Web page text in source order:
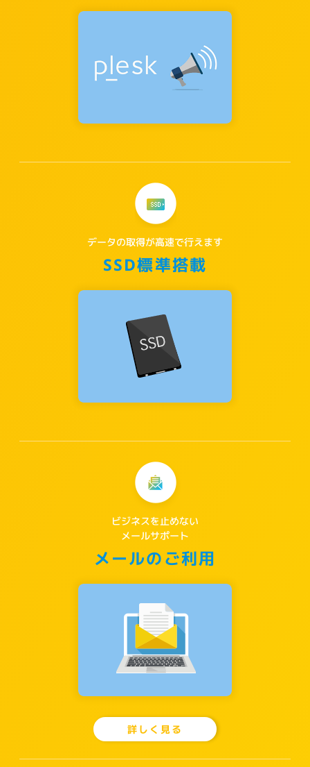
データの取得が高速で行えます
SSD標準搭載
ビジネスを止めない
メールサポート
メールのご利用
詳しく見る